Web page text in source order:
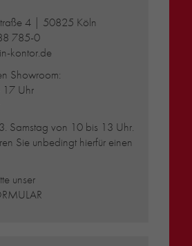
4 | 50825 Köln
785-0
kontor.de
Showroom:
Uhr
Samstag von 10 bis 13 Uhr.
Sie unbedingt hierfür einen
unser